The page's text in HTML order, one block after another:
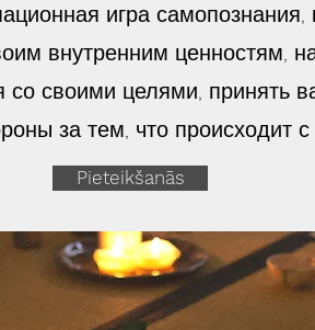
игра самопознания,
внутренним ценностям,
со своими целями, принять
за тем, что происходит
Pieteikšanās